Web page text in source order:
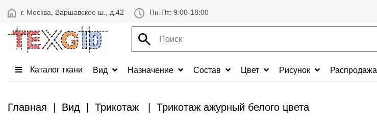
г. Москва, Варшавское ш., д.42 Пн-Пт: 9:00-18:00
Каталог ткани Вид Назначение Состав Цвет Рисунок Распродажа
Главная Вид Трикотаж Трикотаж ажурный белого цвета